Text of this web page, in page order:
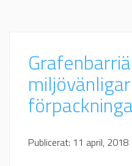
Publicerat: 11 april, 2018